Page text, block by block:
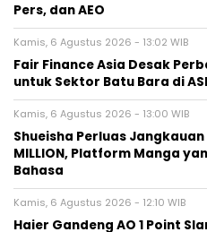
Pers, dan AEO
Kamis, 6 Agustus 2026 - 13:02 WIB
Fair Finance Asia Desak
untuk Sektor Batu Bara di
Kamis, 6 Agustus 2026 - 13:00 WIB
Shueisha Perluas
MILLION, Platform Manga
Bahasa
Kamis, 6 Agustus 2026 - 12:10 WIB
Haier Gandeng AO 1 Point